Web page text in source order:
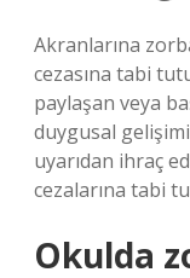
Akranlarına
cezasına tabi
paylaşan veya
duygusal
uyarıdan ihraç
cezalarına tabi
Okulda